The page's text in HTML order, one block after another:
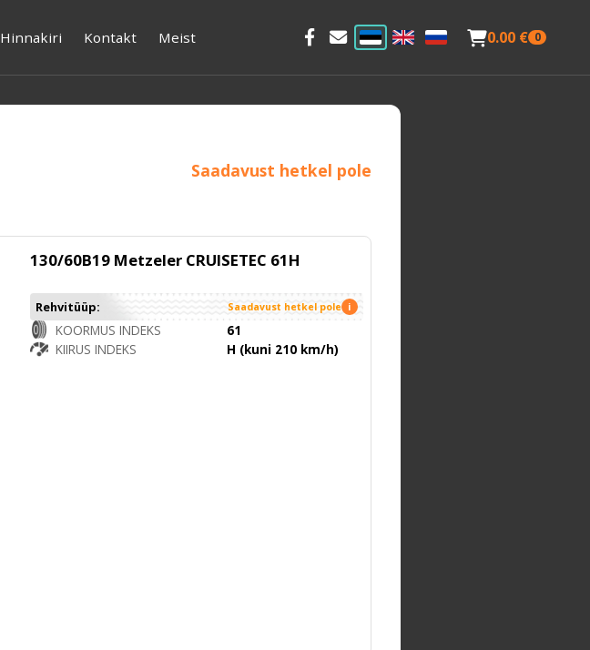
Hinnakiri Kontakt Meist 0.00 € 0
Saadavust hetkel pole
130/60B19 Metzeler CRUISETEC 61H
Rehvitüüp: Saadavust hetkel pole i
KOORMUS INDEKS
61
KIIRUS INDEKS
H (kuni 210 km/h)